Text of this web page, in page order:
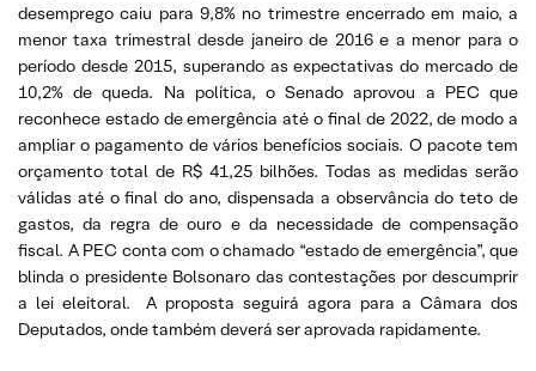
desemprego caiu para 9,8% no trimestre encerrado em maio, a
menor taxa trimestral desde janeiro de 2016 e a menor para o
período desde 2015, superando as expectativas do mercado de
10,2% de queda. Na política, o Senado aprovou a PEC que
reconhece estado de emergência até o final de 2022, de modo a
ampliar o pagamento de vários benefícios sociais. O pacote tem
orçamento total de R$ 41,25 bilhões. Todas as medidas serão
válidas até o final do ano, dispensada a observância do teto de
gastos, da regra de ouro e da necessidade de compensação
fiscal. A PEC conta com o chamado “estado de emergência”, que
blinda o presidente Bolsonaro das contestações por descumprir
a lei eleitoral. A proposta seguirá agora para a Câmara dos
Deputados, onde também deverá ser aprovada rapidamente.